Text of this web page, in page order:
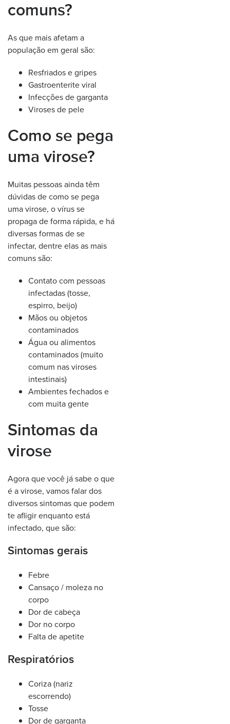
comuns?
As que mais afetam a
população em geral são:
Resfriados e gripes
Gastroenterite viral
Infecções de garganta
Viroses de pele
Como se pega
uma virose?
Muitas pessoas ainda têm
dúvidas de como se pega
uma virose, o vírus se
propaga de forma rápida, e há
diversas formas de se
infectar, dentre elas as mais
comuns são:
Contato com pessoas
infectadas (tosse,
espirro, beijo)
Mãos ou objetos
contaminados
Água ou alimentos
contaminados (muito
comum nas viroses
intestinais)
Ambientes fechados e
com muita gente
Sintomas da
virose
Agora que você já sabe o que
é a virose, vamos falar dos
diversos sintomas que podem
te afligir enquanto está
infectado, que são:
Sintomas gerais
Febre
Cansaço / moleza no
corpo
Dor de cabeça
Dor no corpo
Falta de apetite
Respiratórios
Coriza (nariz
escorrendo)
Tosse
Dor de garganta